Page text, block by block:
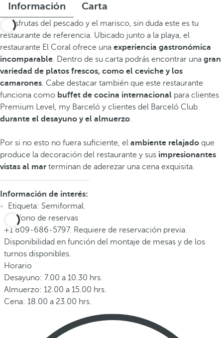
Información Carta
Si disfrutas del pescado y el marisco, sin duda este es tu
restaurante de referencia. Ubicado junto a la playa, el
restaurante El Coral ofrece una experiencia gastronómica
incomparable. Dentro de su carta podrás encontrar una gran
variedad de platos frescos, como el ceviche y los
camarones. Cabe destacar también que este restaurante
funciona como buffet de cocina internacional para clientes
Premium Level, my Barceló y clientes del Barceló Club
durante el desayuno y el almuerzo.
Por si no esto no fuera suficiente, el ambiente relajado que
produce la decoración del restaurante y sus impresionantes
vistas al mar terminan de aderezar una cena exquisita.
Información de interés:
Etiqueta: Semiformal.
Teléfono de reservas
+1 809-686-5797. Requiere de reservación previa.
Disponibilidad en función del montaje de mesas y de los
turnos disponibles.
Horario
Desayuno: 7.00 a 10.30 hrs.
Almuerzo: 12.00 a 15.00 hrs.
Cena: 18.00 a 23.00 hrs.